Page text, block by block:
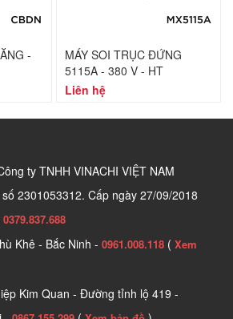
-
MÁY SOI TRỤC ĐỨNG
5115A - 380 V - HT
Liên hệ
ty TNHH VINACHI VIỆT NAM
2301053312. Cấp ngày 27/09/2018
0379.837.688
Khê - Bắc Ninh - 0961.008.118 ( Xem
Kim Quan - Đường tỉnh lộ 419 -